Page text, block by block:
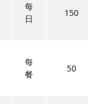
每
日
150
每
餐
50